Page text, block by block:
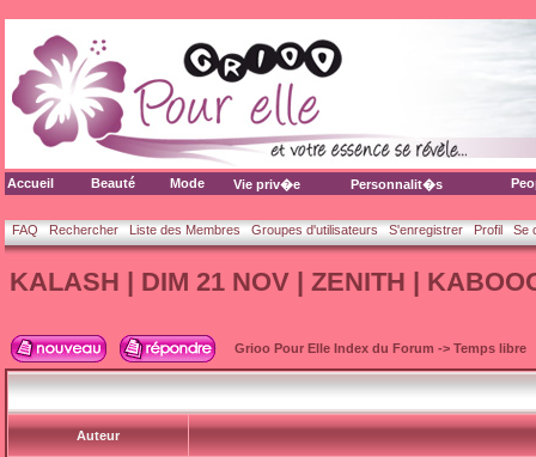
Accueil Beauté Mode Vie priv�e Personnalit�s
FAQ Rechercher Liste des Membres Groupes d'utilisateurs S'enregistrer Profil Se
KALASH | DIM 21 NOV | ZENITH |
Grioo Pour Elle Index du Forum -> Temps libre
Auteur